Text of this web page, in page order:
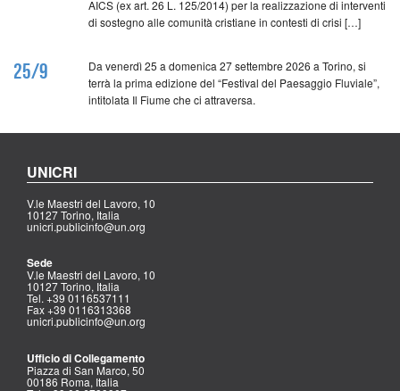
AICS (ex art. 26 L. 125/2014) per la realizzazione di interventi
di sostegno alle comunità cristiane in contesti di crisi […]
25/9
Da venerdì 25 a domenica 27 settembre 2026 a Torino, si
terrà la prima edizione del “Festival del Paesaggio Fluviale”,
intitolata Il Fiume che ci attraversa.
UNICRI
V.le Maestri del Lavoro, 10
10127 Torino, Italia
unicri.publicinfo@un.org
Sede
V.le Maestri del Lavoro, 10
10127 Torino, Italia
Tel. +39 0116537111
Fax +39 0116313368
unicri.publicinfo@un.org
Ufficio di Collegamento
Piazza di San Marco, 50
00186 Roma, Italia